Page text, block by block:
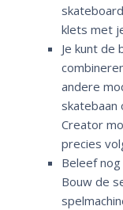
klets met
Je kunt de
andere
skatebaan
Creator
precies
Beleef
Bouw de